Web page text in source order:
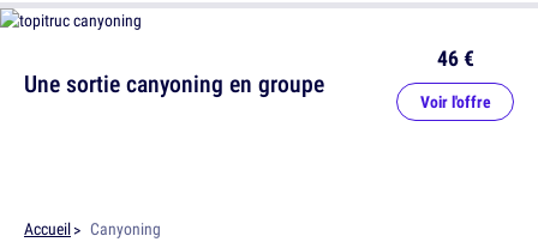
Une sortie canyoning en groupe
46 €
Voir l'offre
Accueil Canyoning